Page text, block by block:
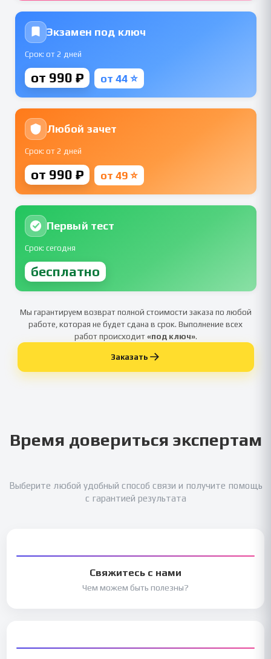
Экзамен под ключ
Срок: от 2 дней
от 990 ₽ от 44 ⭐
Любой зачет
Срок: от 2 дней
от 990 ₽ от 49 ⭐
Первый тест
Срок: сегодня
бесплатно
Мы гарантируем возврат полной стоимости заказа по любой
работе, которая не будет сдана в срок. Выполнение всех
работ происходит«под ключ».
Заказать
Время довериться экспертам
Выберите любой удобный способ связи и получите помощь
с гарантией результата
Свяжитесь с нами
Чем можем быть полезны?